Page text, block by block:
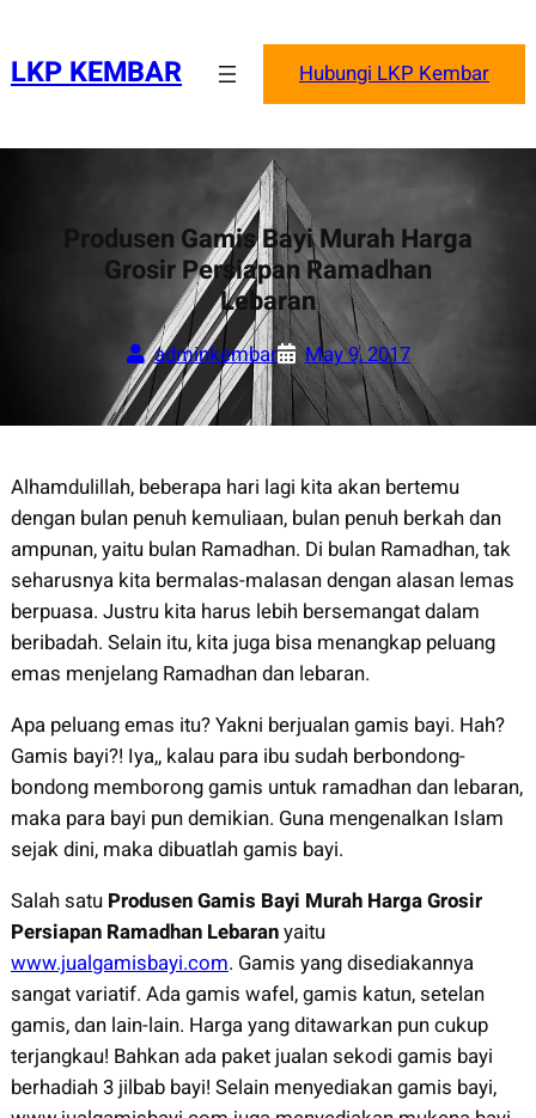
content
LKP KEMBAR Hubungi LKP Kembar
Produsen Gamis Bayi Murah Harga
Grosir Persiapan Ramadhan
Lebaran
adminkembar May 9, 2017
Alhamdulillah, beberapa hari lagi kita akan bertemu
dengan bulan penuh kemuliaan, bulan penuh berkah dan
ampunan, yaitu bulan Ramadhan. Di bulan Ramadhan, tak
seharusnya kita bermalas-malasan dengan alasan lemas
berpuasa. Justru kita harus lebih bersemangat dalam
beribadah. Selain itu, kita juga bisa menangkap peluang
emas menjelang Ramadhan dan lebaran.
Apa peluang emas itu? Yakni berjualan gamis bayi. Hah?
Gamis bayi?! Iya,, kalau para ibu sudah berbondong-
bondong memborong gamis untuk ramadhan dan lebaran,
maka para bayi pun demikian. Guna mengenalkan Islam
sejak dini, maka dibuatlah gamis bayi.
Salah satu Produsen Gamis Bayi Murah Harga Grosir
Persiapan Ramadhan Lebaranyaitu
www.jualgamisbayi.com. Gamis yang disediakannya
sangat variatif. Ada gamis wafel, gamis katun, setelan
gamis, dan lain-lain. Harga yang ditawarkan pun cukup
terjangkau! Bahkan ada paket jualan sekodi gamis bayi
berhadiah 3 jilbab bayi! Selain menyediakan gamis bayi,